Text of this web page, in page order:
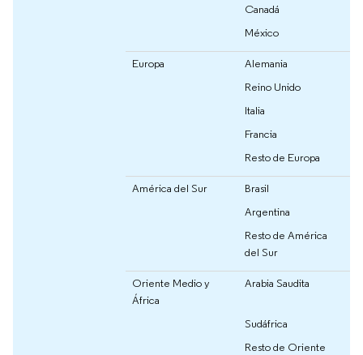
Canadá
México
Europa
Alemania
Reino Unido
Italia
Francia
Resto de Europa
América del Sur
Brasil
Argentina
Resto de América
del Sur
Oriente Medio y
África
Arabia Saudita
Sudáfrica
Resto de Oriente